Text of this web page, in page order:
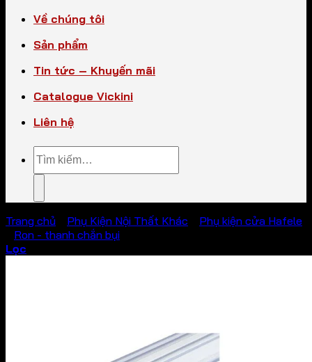
Về chúng tôi
Sản phẩm
Tin tức – Khuyến mãi
Catalogue Vickini
Liên hệ
Tìm
kiếm:
Trang chủ Phụ Kiện Nội Thất Khác
Phụ kiện cửa Hafele
Ron - thanh chắn bụi
Lọc